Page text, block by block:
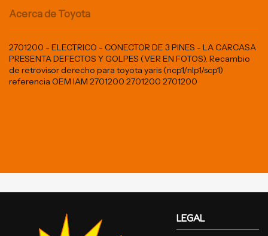
Acerca de Toyota
2701200 - ELECTRICO - CONECTOR DE 3 PINES - LA CARCASA
PRESENTA DEFECTOS Y GOLPES (VER EN FOTOS). Recambio
de retrovisor derecho para toyota yaris (ncp1/nlp1/scp1)
referencia OEM IAM 2701200 2701200 2701200
LEGAL